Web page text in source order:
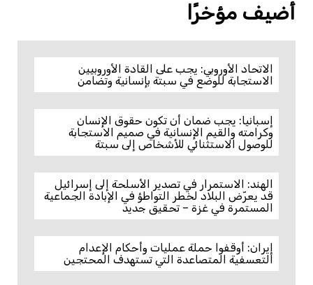
أضيف مؤخرًا
الاتحاد الأوروبي: يجب على القادة الأوروبيين
الاستجابة للوضع في سبتة بإنسانية وتضامن
إسبانيا: يجب ضمان أن تكون حقوق الإنسان
وكرامته والقيم الإنسانية في صميم الاستجابة
للوصول الاستثنائي للأشخاص إلى سبتة
الهند: الاستمرار في تصدير الأسلحة إلى إسرائيل
قد يعرّض البلاد لخطر التواطؤ في الإبادة الجماعية
المستمرة في غزة – تحقيق جديد
إيران: أوقفوا حملة عمليات وأحكام الإعدام
التعسفية المتصاعدة التي تستهدف المحتجين